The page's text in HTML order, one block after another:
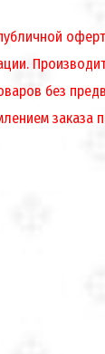
без
заказа